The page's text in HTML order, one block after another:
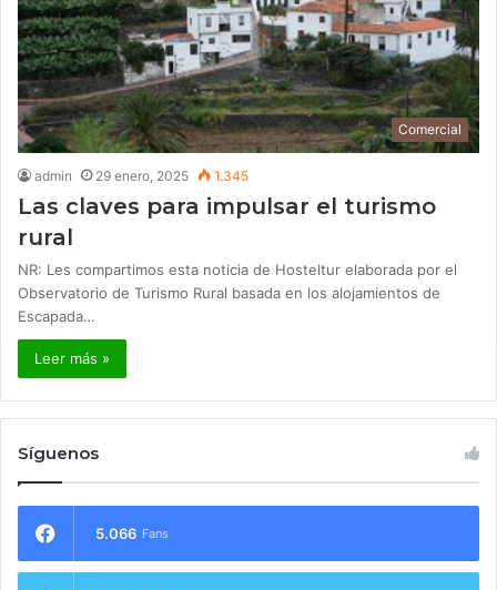
Comercial
admin 29 enero, 2025 1.345
Las claves para impulsar el turismo
rural
NR: Les compartimos esta noticia de Hosteltur elaborada por el
Observatorio de Turismo Rural basada en los alojamientos de
Escapada…
Leer más »
Síguenos
5.066 Fans